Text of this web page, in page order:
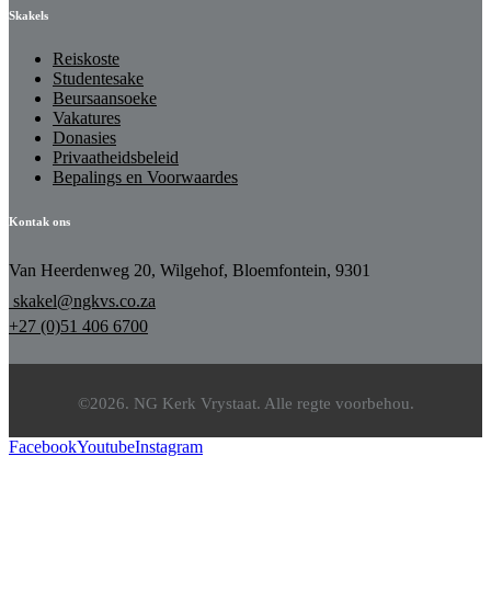
Skakels
Reiskoste
Studentesake
Beursaansoeke
Vakatures
Donasies
Privaatheidsbeleid
Bepalings en Voorwaardes
Kontak ons
Van Heerdenweg 20, Wilgehof, Bloemfontein, 9301
skakel@ngkvs.co.za
+27 (0)51 406 6700
©2026. NG Kerk Vrystaat. Alle regte voorbehou.
FacebookYoutubeInstagram